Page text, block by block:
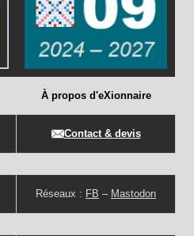
À propos d'eXionnaire
Contact & devis
Réseaux : FB – Mastodon